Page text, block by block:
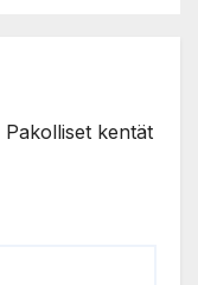
Pakolliset kentät